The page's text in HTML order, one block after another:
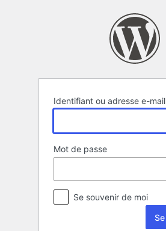
Identifiant ou adresse e-mail
Mot de passe
Se souvenir de moi